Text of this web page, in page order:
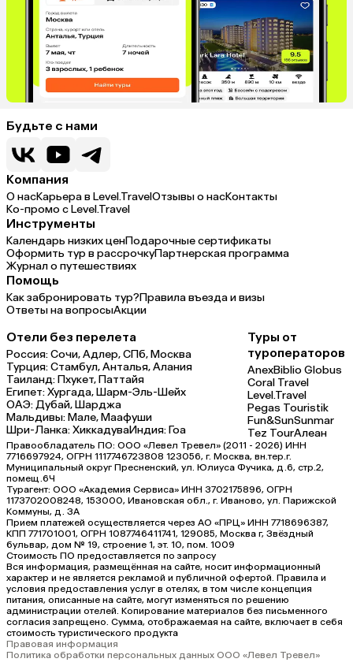
Будьте с нами
Компания
О насКарьера в Level.TravelОтзывы о насКонтакты
Ко-промо с Level.Travel
Инструменты
Календарь низких ценПодарочные сертификаты
Оформить тур в рассрочкуПартнерская программа
Журнал о путешествиях
Помощь
Как забронировать тур?Правила въезда и визы
Ответы на вопросыАкции
Отели без перелета
Россия:Сочи,Адлер,СПб,Москва
Турция:Стамбул,Анталья,Алания
Таиланд:Пхукет,Паттайя
Египет:Хургада,Шарм-Эль-Шейх
ОАЭ:Дубай,Шарджа
Мальдивы:Мале,Маафуши
Шри-Ланка:ХиккадуваИндия:Гоа
Туры от
туроператоров
AnexBiblio Globus
Coral Travel
Level.Travel
Pegas Touristik
Fun&SunSunmar
Tez TourАлеан
Правообладатель ПО: ООО «Левел Тревел» (2011 - 2026) ИНН
7716697924, ОГРН 1117746723808 123056, г. Москва, вн.тер.г.
Муниципальный округ Пресненский, ул. Юлиуса Фучика, д.6, стр.2,
помещ.6Ч
Турагент: ООО «Академия Сервиса» ИНН 3702175896, ОГРН
1173702008248, 153000, Ивановская обл., г. Иваново, ул. Парижской
Коммуны, д. ЗА
Прием платежей осуществляется через АО «ПРЦ» ИНН 7718696387,
КПП 771701001, ОГРН 1087746411741, 129085, Москва г, Звёздный
бульвар, дом № 19, строение 1, эт. 10, пом. 1009
Стоимость ПО предоставляется по запросу
Вся информация, размещённая на сайте, носит информационный
характер и не является рекламой и публичной офертой. Правила и
условия предоставления услуг в отелях, в том числе концепция
питания, описанные на сайте, могут изменяться по решению
администрации отелей. Копирование материалов без письменного
согласия запрещено. Сумма, отображаемая на сайте, включает в себя
стоимость туристического продукта
Правовая информация
Политика обработки персональных данных ООО «Левел Тревел»